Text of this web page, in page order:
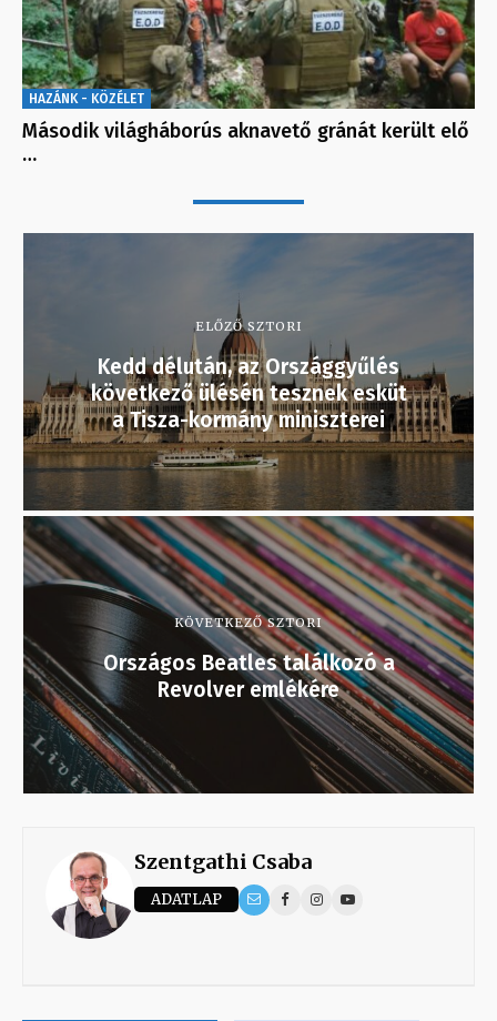
HAZÁNK - KÖZÉLET
Második világháborús aknavető gránát került elő
…
ELŐZŐ SZTORI
Kedd délután, az Országgyűlés
következő ülésén tesznek esküt
a Tisza-kormány miniszterei
KÖVETKEZŐ SZTORI
Országos Beatles találkozó a
Revolver emlékére
Szentgathi Csaba
ADATLAP